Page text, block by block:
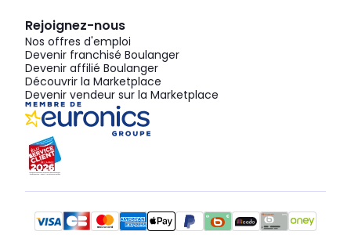
Rejoignez-nous
Nos offres d'emploi
Devenir franchisé Boulanger
Devenir affilié Boulanger
Découvrir la Marketplace
Devenir vendeur sur la Marketplace